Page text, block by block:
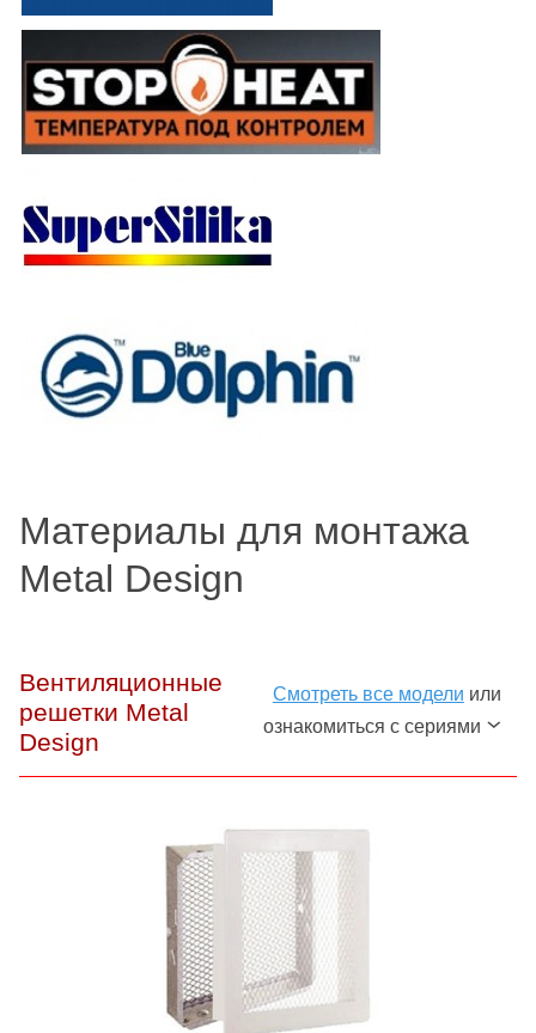
Материалы для монтажа
Metal Design
Вентиляционные
решетки Metal
Design
Смотреть все модели или
ознакомиться с сериями